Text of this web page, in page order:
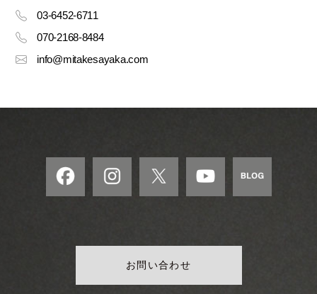
03-6452-6711
070-2168-8484
info@mitakesayaka.com
お問い合わせ